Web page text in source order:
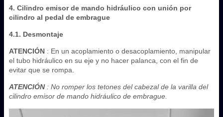
4. Cilindro emisor de mando hidráulico con unión por
cilindro al pedal de embrague
4.1. Desmontaje
ATENCIÓN : En un acoplamiento o desacoplamiento, manipular
el tubo hidráulico en su eje y no hacer palanca, con el fin de
evitar que se rompa.
ATENCIÓN: No romper los tetones del cabezal de la varilla del
cilindro emisor de mando hidráulico de embrague.